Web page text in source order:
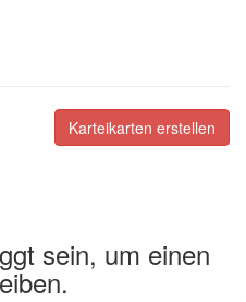
Karteikarten erstellen
sein, um einen